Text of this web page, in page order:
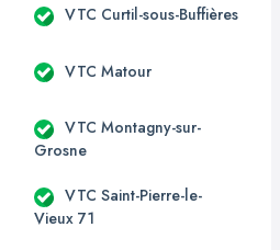
VTC Curtil-sous-Buffières
VTC Matour
VTC Montagny-sur-
Grosne
VTC Saint-Pierre-le-
Vieux 71